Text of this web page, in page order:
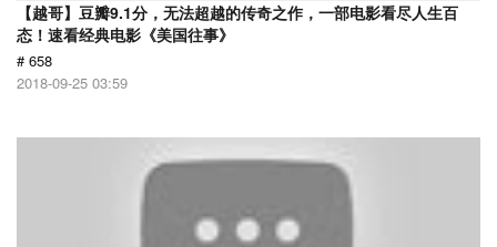
【越哥】豆瓣9.1分，无法超越的传奇之作，一部电影看尽人生百
态！速看经典电影《美国往事》
# 658
2018-09-25 03:59